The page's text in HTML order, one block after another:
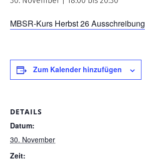
MBSR-Kurs Herbst 26 Ausschreibung
Zum Kalender hinzufügen
DETAILS
Datum:
30. November
Zeit: